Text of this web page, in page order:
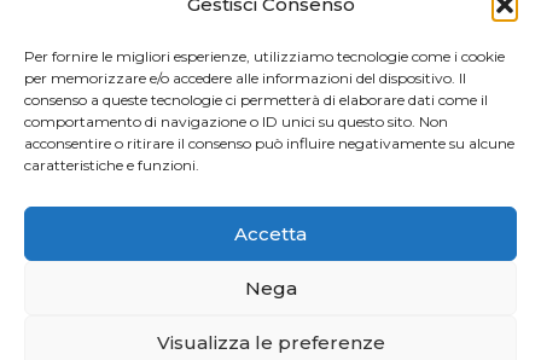
Per fornire le migliori esperienze, utilizziamo tecnologie come i cookie
per memorizzare e/o accedere alle informazioni del dispositivo. Il
consenso a queste tecnologie ci permetterà di elaborare dati come il
comportamento di navigazione o ID unici su questo sito. Non
acconsentire o ritirare il consenso può influire negativamente su alcune
caratteristiche e funzioni.
Accetta
Nega
Visualizza le preferenze
Legale: Via Silvio Pellico, 43 97015 MODICA (RG) – P. IVA: IT
01470350883
Powered ByIl Brandificio
Registro nazionale degli aiuti di Stato di cui all’art. 52 della L. 234/2012
in modo da adempiere all’obbligo informativo relativo ai contributi